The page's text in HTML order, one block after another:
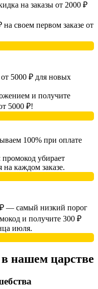
на заказы от 2000 ₽
своем первом заказе от
5000 ₽ для новых
и получите
5000 ₽!
100% при оплате
убирает
каждом заказе.
— самый низкий порог
и получите 300 ₽
июля.
нашем царстве